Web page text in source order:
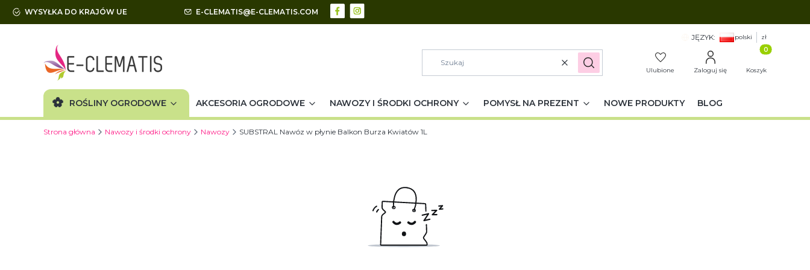
WYSYŁKA DO KRAJÓW UE E-CLEMATIS@E-CLEMATIS.COM
JĘZYK: polski zł
WyczyśćSzukaj Ulubione Zaloguj się
Produkty w
Koszyk
ROŚLINY OGRODOWE AKCESORIA OGRODOWE NAWOZY I ŚRODKI OCHRONY POMYSŁ NA PREZENT NOWE PRODUKTY BLOG
Strona główna Nawozy i środki ochrony Nawozy SUBSTRAL Nawóz w płynie Balkon Burza Kwiatów 1L